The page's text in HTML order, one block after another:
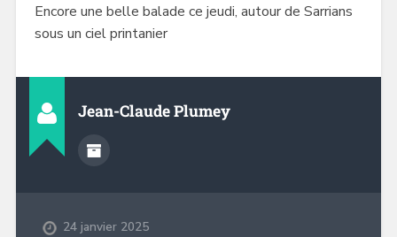
Encore une belle balade ce jeudi, autour de Sarrians
sous un ciel printanier
Jean-Claude Plumey
24 janvier 2025